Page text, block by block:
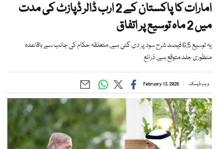
امارات کا پاکستان کے 2 ارب ڈالر ڈپازٹ کی مدت
میں 2 ماہ توسیع پر اتفاق
یہ توسیع 6.5 فیصد شرح سود پر دی گئی ہے، متعلقہ حکام کی جانب سے باقاعدہ
منظوری جلد متوقع ہے، ذرائع
ویب ڈیسک February 13, 2026